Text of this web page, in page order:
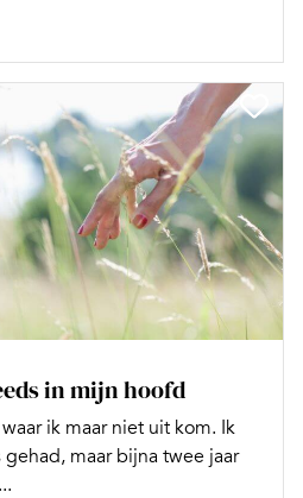
in mijn hoofd
waar ik maar niet uit kom. Ik
maar bijna twee jaar